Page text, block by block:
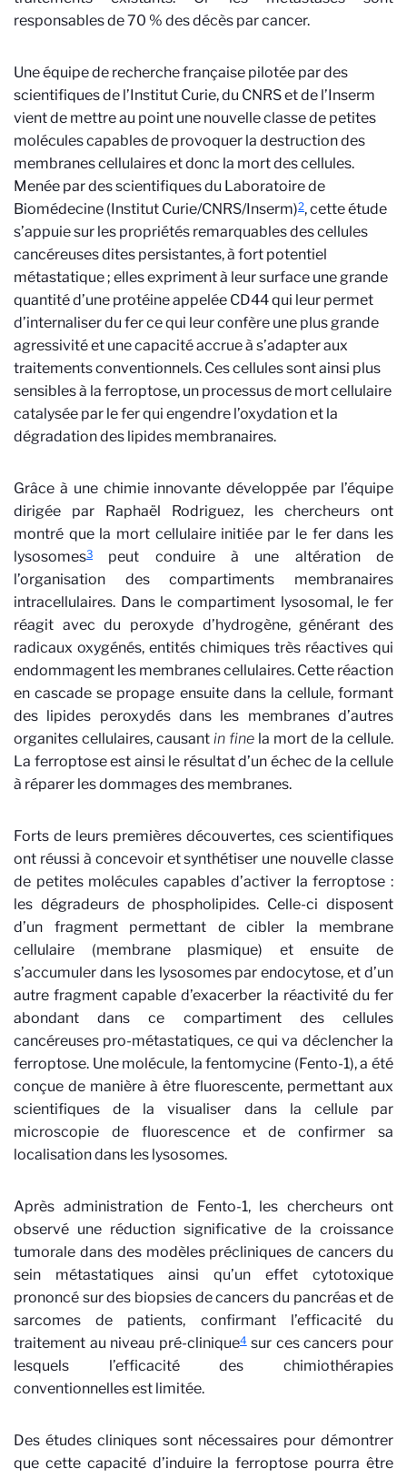
responsables de 70 % des décès par cancer.
Une équipe de recherche française pilotée par des
scientifiques de l’Institut Curie, du CNRS et de l’Inserm
vient de mettre au point une nouvelle classe de petites
molécules capables de provoquer la destruction des
membranes cellulaires et donc la mort des cellules.
Menée par des scientifiques du Laboratoire de
Biomédecine (Institut Curie/CNRS/Inserm)2, cette étude
s’appuie sur les propriétés remarquables des cellules
cancéreuses dites persistantes, à fort potentiel
métastatique ; elles expriment à leur surface une grande
quantité d’une protéine appelée CD44 qui leur permet
d’internaliser du fer ce qui leur confère une plus grande
agressivité et une capacité accrue à s’adapter aux
traitements conventionnels. Ces cellules sont ainsi plus
sensibles à la ferroptose, un processus de mort cellulaire
catalysée par le fer qui engendre l’oxydation et la
dégradation des lipides membranaires.
Grâce à une chimie innovante développée par l’équipe
dirigée par Raphaël Rodriguez, les chercheurs ont
montré que la mort cellulaire initiée par le fer dans les
lysosomes3
peut conduire à une altération de
l’organisation des compartiments membranaires
intracellulaires. Dans le compartiment lysosomal, le fer
réagit avec du peroxyde d’hydrogène, générant des
radicaux oxygénés, entités chimiques très réactives qui
endommagent les membranes cellulaires. Cette réaction
en cascade se propage ensuite dans la cellule, formant
des lipides peroxydés dans les membranes d’autres
organites cellulaires, causant in fine la mort de la cellule.
La ferroptose est ainsi le résultat d’un échec de la cellule
à réparer les dommages des membranes.
Forts de leurs premières découvertes, ces scientifiques
ont réussi à concevoir et synthétiser une nouvelle classe
de petites molécules capables d’activer la ferroptose :
les dégradeurs de phospholipides. Celle-ci disposent
d’un fragment permettant de cibler la membrane
cellulaire (membrane plasmique) et ensuite de
s’accumuler dans les lysosomes par endocytose, et d’un
autre fragment capable d’exacerber la réactivité du fer
abondant dans ce compartiment des cellules
cancéreuses pro-métastatiques, ce qui va déclencher la
ferroptose. Une molécule, la fentomycine (Fento-1), a été
conçue de manière à être fluorescente, permettant aux
scientifiques de la visualiser dans la cellule par
microscopie de fluorescence et de confirmer sa
localisation dans les lysosomes.
Après administration de Fento-1, les chercheurs ont
observé une réduction significative de la croissance
tumorale dans des modèles précliniques de cancers du
sein métastatiques ainsi qu’un effet cytotoxique
prononcé sur des biopsies de cancers du pancréas et de
sarcomes de patients, confirmant l’efficacité du
traitement au niveau pré-clinique4sur ces cancers pour
lesquels l’efficacité des chimiothérapies
conventionnelles est limitée.
Des études cliniques sont nécessaires pour démontrer
que cette capacité d’induire la ferroptose pourra être